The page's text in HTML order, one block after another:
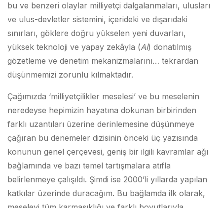
bu ve benzeri olaylar milliyetçi dalgalanmaları, ulusları
ve ulus-devletler sistemini, içerideki ve dışarıdaki
sınırları, göklere doğru yükselen yeni duvarları,
yüksek teknoloji ve yapay zekâyla (AI) donatılmış
gözetleme ve denetim mekanizmalarını… tekrardan
düşünmemizi zorunlu kılmaktadır.
Çağımızda ‘milliyetçilikler meselesi’ ve bu meselenin
neredeyse hepimizin hayatına dokunan birbirinden
farklı uzantıları üzerine derinlemesine düşünmeye
çağıran bu denemeler dizisinin önceki üç yazısında
konunun genel çerçevesi, geniş bir ilgili kavramlar ağı
bağlamında ve bazı temel tartışmalara atıfla
belirlenmeye çalışıldı. Şimdi ise 2000’li yıllarda yapılan
katkılar üzerinde duracağım. Bu bağlamda ilk olarak,